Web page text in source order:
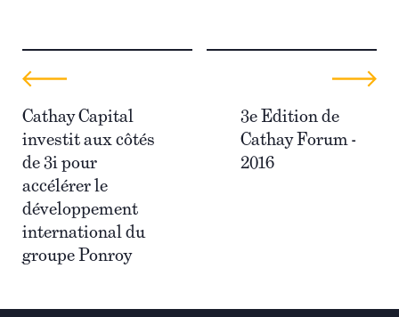
Cathay Capital
investit aux côtés
de 3i pour
accélérer le
développement
international du
groupe Ponroy
3e Edition de
Cathay Forum -
2016